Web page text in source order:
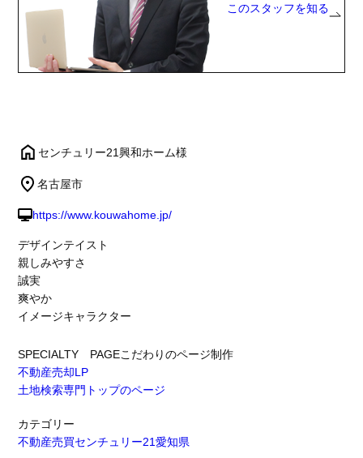
このスタッフを知る
センチュリー21興和ホーム様
名古屋市
https://www.kouwahome.jp/
デザインテイスト
親しみやすさ
誠実
爽やか
イメージキャラクター
SPECIALTY PAGEこだわりのページ制作
不動産売却LP
土地検索専門トップのページ
カテゴリー
不動産売買センチュリー21愛知県